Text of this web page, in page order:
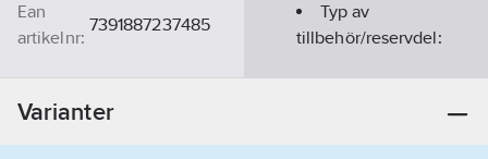
Ean
artikelnr:
7391887237485
Typ av
tillbehör/reservdel:
18
Varianter